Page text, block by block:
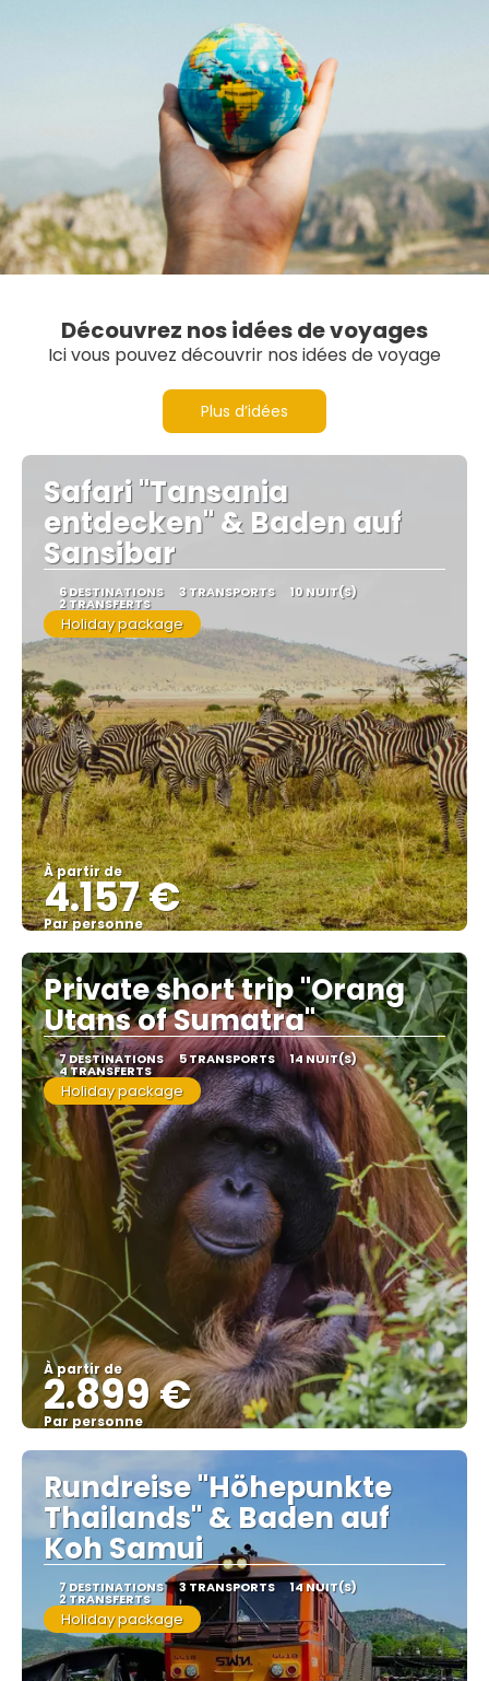
Découvrez nos idées de voyages
Ici vous pouvez découvrir nos idées de voyage
Plus d’idées
Safari "Tansania
entdecken" & Baden auf
Sansibar
6 DESTINATIONS 3 TRANSPORTS 10 NUIT(S)
2 TRANSFERTS
Holiday package
À partir de
4.157 €
Par personne
Afficher
Private short trip "Orang
Utans of Sumatra"
7 DESTINATIONS 5 TRANSPORTS 14 NUIT(S)
4 TRANSFERTS
Holiday package
À partir de
2.899 €
Par personne
Afficher
Rundreise "Höhepunkte
Thailands" & Baden auf
Koh Samui
7 DESTINATIONS 3 TRANSPORTS 14 NUIT(S)
2 TRANSFERTS
Holiday package